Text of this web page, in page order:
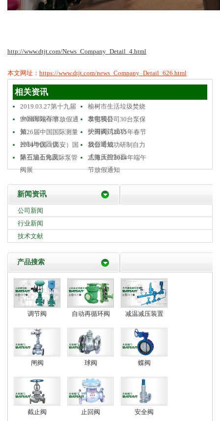
http://www.dtjt.com/News_Company_Detail_4.html
本文网址： https://www.dtjt.com/news_Company_Detail_626.html
相关资讯
2019.03.27第十九届
中国国际石油…
榆树市生活垃圾焚烧
发电项目
2018年端午节放假通
知
恭贺我公司30台泵保
护阀调试成功
第26届中国国际测量
控制与仪器仪…
大田阀门2015年春节
放假通知
2014中国（西安）国
际石油石化及…
我公司成功研制自力
式微压控制器
第三届上海国际泵管
阀展
上海大田2014年端午
节放假通知
新闻资讯
公司新闻
行业新闻
技术文献
产品搜索
调节阀 自动再循环阀 减温减压装置
闸阀 球阀 蝶阀
截止阀 止回阀 安全阀